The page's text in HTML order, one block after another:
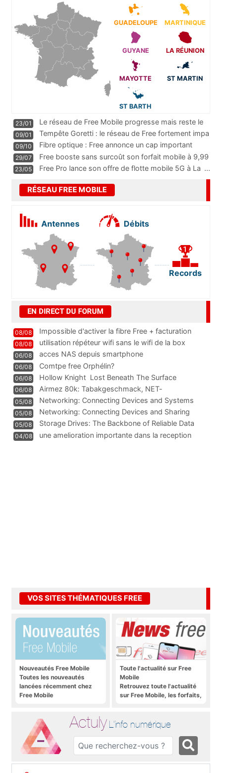
GUADELOUPE MARTINIQUE
GUYANE LA RÉUNION
MAYOTTE ST MARTIN
ST BARTH
23/01
Le réseau de Free Mobile progresse mais reste le
m
...
09/01
Tempête Goretti : le réseau de Free fortement impa
09/10
Fibre optique : Free annonce un cap important
pass
...
29/07
Free booste sans surcoût son forfait mobile à 9,99
23/05 Free Pro lance son offre de flotte mobile 5G à La ...
RÉSEAU FREE MOBILE
Antennes Débits
Records
EN DIRECT DU FORUM
08/08
Impossible d'activer la fibre Free + facturation
résiliation
08/08 utilisation répéteur wifi sans le wifi de la box
06/08 acces NAS depuis smartphone
06/08 Comtpe free Orphélin?
06/08 Hollow Knight  Lost Beneath The Surface
06/08
Airmez 80k: Tabakgeschmack, NET-
Technologie und Leistung im
05/08 Networking: Connecting Devices and Systems
05/08
Networking: Connecting Devices and Sharing
Information
05/08
Storage Drives: The Backbone of Reliable Data
Management
04/08
une amelioration importante dans la reception
VOS SITES THÉMATIQUES FREE
Nouveautés Free Mobile
Toutes les nouveautés
lancées récemment chez
Free Mobile
Toute l'actualité sur Free
Mobile
Retrouvez toute l'actualité
sur Free Mobile, les forfaits,
bien plus encore
Actuly L'info numérique